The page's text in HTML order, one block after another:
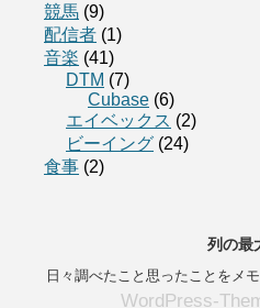
競馬 (9)
配信者 (1)
音楽 (41)
DTM (7)
Cubase (6)
エイベックス (2)
ビーイング (24)
食事 (2)
列の最
日々調べたこと思ったことをメ
WordPress-